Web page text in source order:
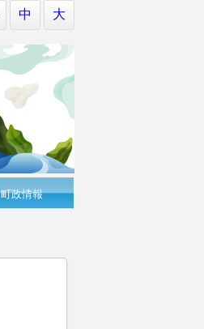
中 大
町政情報